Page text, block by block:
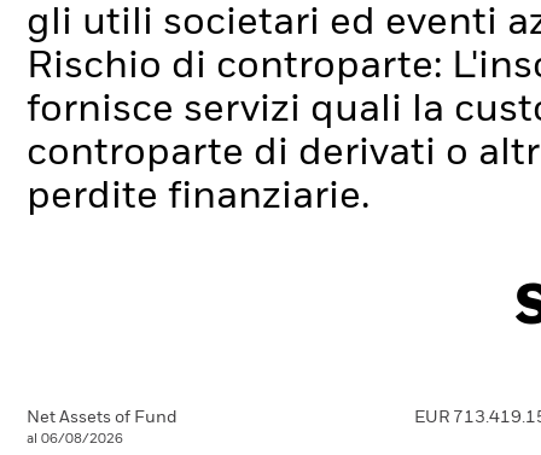
gli utili societari ed eventi
Rischio di controparte:
fornisce servizi quali la
controparte di derivati o
perdite finanziarie.
Net Assets of Fund
al 06/08/2026
EUR